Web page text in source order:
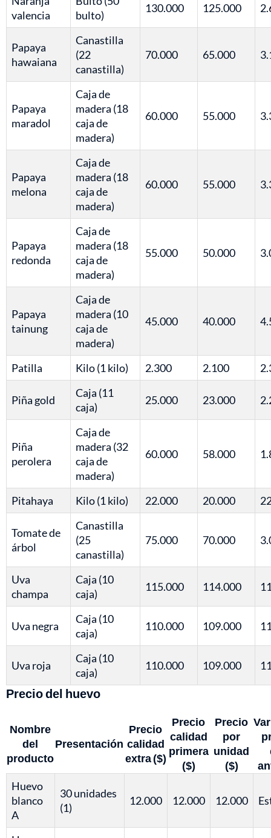
valencia
bulto)
130.000 125.000
Papaya
hawaiana
Canastilla
(22
canastilla)
70.000 65.000
Papaya
maradol
Caja de
madera (18
caja de
madera)
60.000 55.000
Papaya
melona
Caja de
madera (18
caja de
madera)
60.000 55.000
Papaya
redonda
Caja de
madera (18
caja de
madera)
55.000 50.000
Papaya
tainung
Caja de
madera (10
caja de
madera)
45.000 40.000
Patilla Kilo (1 kilo) 2.300 2.100
Piña gold
Caja (11
caja)
25.000 23.000
Piña
perolera
Caja de
madera (32
caja de
madera)
60.000 58.000
Pitahaya Kilo (1 kilo) 22.000 20.000
Tomate de
árbol
Canastilla
(25
canastilla)
75.000 70.000
Uva
champa
Caja (10
caja)
115.000 114.000
Uva negra
Caja (10
caja)
110.000 109.000
Uva roja
Caja (10
caja)
110.000 109.000
Precio del huevo
Nombre
del
producto
Presentación
Precio
calidad
extra ($)
Precio
calidad
primera
($)
Precio
por
unidad
($)
Huevo
blanco
A
30 unidades
(1)
12.000 12.000 12.000